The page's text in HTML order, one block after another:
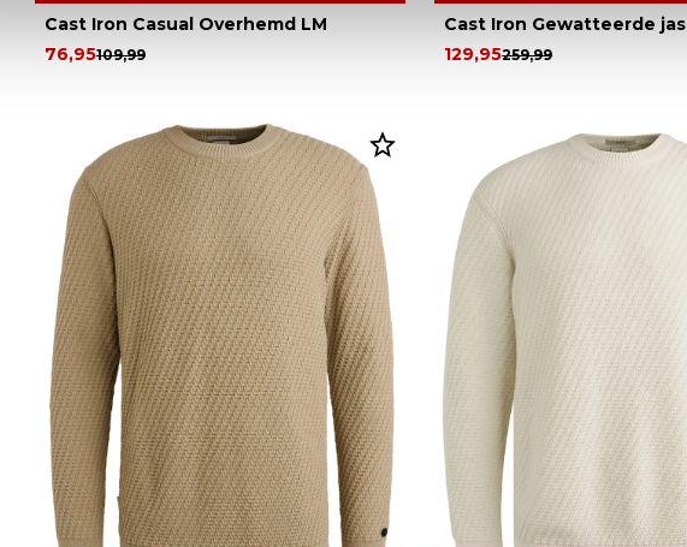
Cast Iron Casual Overhemd LM
109,99
76,95
Cast Iron Gewatteerde jas
259,99
129,95